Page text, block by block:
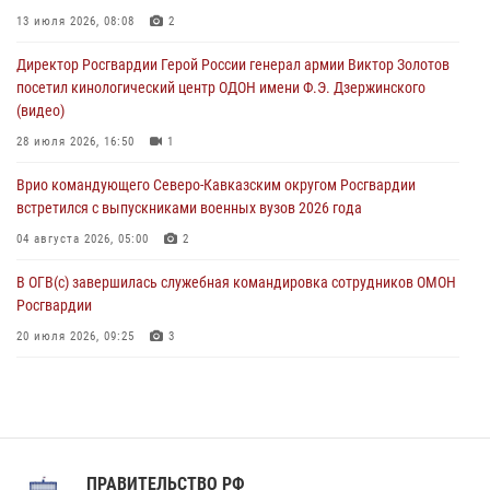
Офицеры Росгвардии и ветераны войск правопорядка почтили
05 августа 2026, 12:40
Росгвардейцы приняли участие в акции «Волна памяти»,
посвящённой 83‑й годовщине освобождения Белгорода от
05 августа 2026, 12:13 1
13 июля 2026, 08:08 2
Директор Росгвардии Герой России генерал армии Виктор Золотов
посетил кинологический центр ОДОН имени Ф.Э. Дзержинского
(видео)
28 июля 2026, 16:50 1
Врио командующего Северо-Кавказским округом Росгвардии
встретился с выпускниками военных вузов 2026 года
04 августа 2026, 05:00 2
В ОГВ(с) завершилась служебная командировка сотрудников ОМОН
Росгвардии
20 июля 2026, 09:25 3
ПРАВИТЕЛЬСТВО РФ